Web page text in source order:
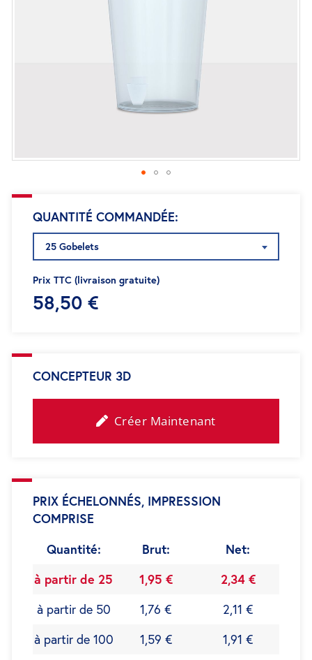
Passer
début
Galerie
d’images
QUANTITÉ COMMANDÉE
25 Gobelets
Prix TTC (livraison gratuite)
58,50 €
CONCEPTEUR 3D
Créer Maintenant
PRIX ÉCHELONNÉS, IMPRESSION
COMPRISE
Quantité:
Brut:
Net:
à partir de 25
1,95 €
2,34 €
à partir de 50
1,76 €
2,11 €
à partir de 100
1,59 €
1,91 €